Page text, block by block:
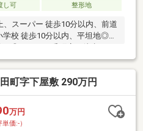
し可 整形地
、スーパー 徒歩10分以内、前道
校 徒歩10分以内、平坦地◎東
分！
町字下屋敷 290万円
万円
単価:-）